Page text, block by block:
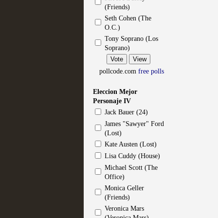
Mi experiencia como
MOLTISANTI
Recomendación de la semana
The Get Down o cómo
series más caras de la
MOLTISANTI
Recomendación de la semana
(Friends)
Seth Cohen (The
O.C.)
Tony Soprano (Los
Soprano)
pollcode.com free polls
Eleccion Mejor
Personaje IV
Jack Bauer (24)
James "Sawyer" Ford
(Lost)
Kate Austen (Lost)
Lisa Cuddy (House)
Michael Scott (The
Office)
Monica Geller
(Friends)
Veronica Mars